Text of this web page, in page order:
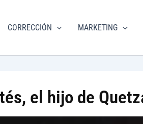
CORRECCIÓN MARKETING
el hijo de